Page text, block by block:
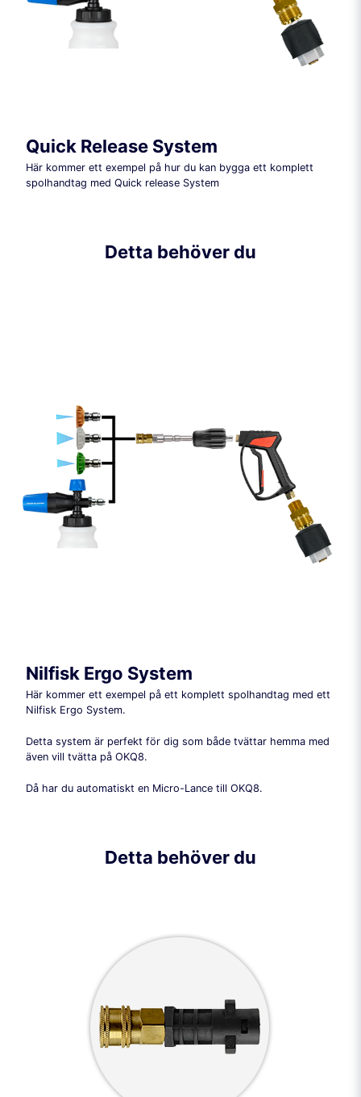
Quick Release System
Här kommer ett exempel på hur du kan bygga ett komplett
spolhandtag med Quick release System
Detta behöver du
Nilfisk Ergo System
Här kommer ett exempel på ett komplett spolhandtag med ett
Nilfisk Ergo System.
Detta system är perfekt för dig som både tvättar hemma med
även vill tvätta på OKQ8.
Då har du automatiskt en Micro-Lance till OKQ8.
Detta behöver du